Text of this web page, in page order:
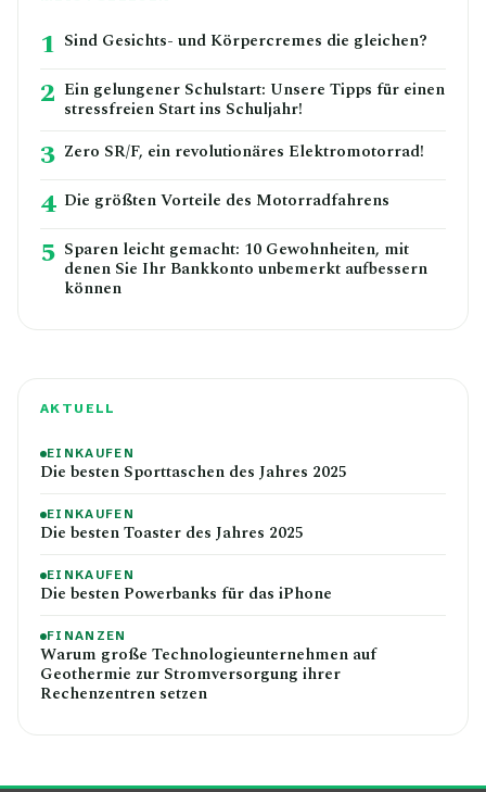
1 Sind Gesichts- und Körpercremes die gleichen?
2 Ein gelungener Schulstart: Unsere Tipps für einen
stressfreien Start ins Schuljahr!
3 Zero SR/F, ein revolutionäres Elektromotorrad!
4 Die größten Vorteile des Motorradfahrens
5 Sparen leicht gemacht: 10 Gewohnheiten, mit
denen Sie Ihr Bankkonto unbemerkt aufbessern
können
AKTUELL
EINKAUFEN
Die besten Sporttaschen des Jahres 2025
EINKAUFEN
Die besten Toaster des Jahres 2025
EINKAUFEN
Die besten Powerbanks für das iPhone
FINANZEN
Warum große Technologieunternehmen auf
Geothermie zur Stromversorgung ihrer
Rechenzentren setzen